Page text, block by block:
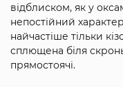
відблиском, як у
непостійний
найчастіше тільки
сплющена біля
прямостоячі.